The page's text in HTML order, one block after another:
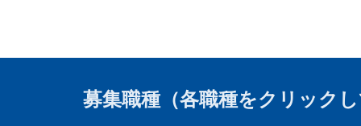
募集職種（各職種をクリック